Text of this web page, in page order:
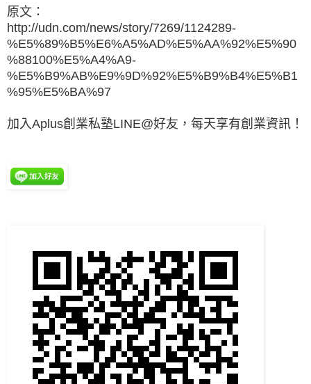
原文：
http://udn.com/news/story/7269/1124289-
%E5%89%B5%E6%A5%AD%E5%AA%92%E5%90
%88100%E5%A4%A9-
%E5%B9%AB%E9%9D%92%E5%B9%B4%E5%B1
%95%E5%BA%97
加入Aplus創業私塾LINE@好友，每天享有創業資訊！